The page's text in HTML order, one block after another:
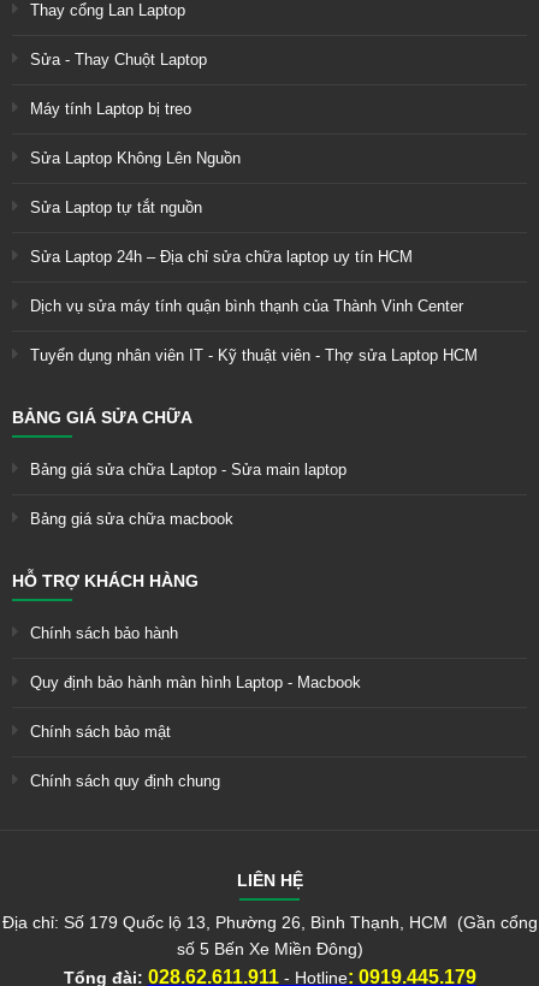
Thay cổng Lan Laptop
Sửa - Thay Chuột Laptop
Máy tính Laptop bị treo
Sửa Laptop Không Lên Nguồn
Sửa Laptop tự tắt nguồn
Sửa Laptop 24h – Địa chỉ sửa chữa laptop uy tín HCM
Dịch vụ sửa máy tính quận bình thạnh của Thành Vinh Center
Tuyển dụng nhân viên IT - Kỹ thuật viên - Thợ sửa Laptop HCM
BẢNG GIÁ SỬA CHỮA
Bảng giá sửa chữa Laptop - Sửa main laptop
Bảng giá sửa chữa macbook
HỖ TRỢ KHÁCH HÀNG
Chính sách bảo hành
Quy định bảo hành màn hình Laptop - Macbook
Chính sách bảo mật
Chính sách quy định chung
LIÊN HỆ
Địa chỉ: Số 179 Quốc lộ 13, Phường 26, Bình Thạnh, HCM (Gần cổng
số 5 Bến Xe Miền Đông)
Tổng đài: 028.62.611.911 - Hotline: 0919.445.179